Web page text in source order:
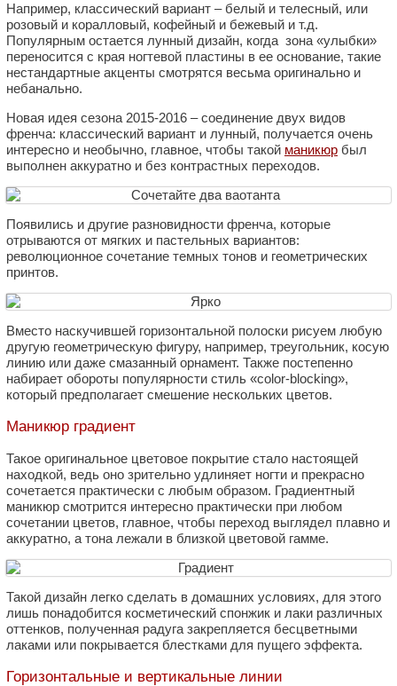
Например, классический вариант – белый и телесный, или
розовый и коралловый, кофейный и бежевый и т.д.
Популярным остается лунный дизайн, когда зона «улыбки»
переносится с края ногтевой пластины в ее основание, такие
нестандартные акценты смотрятся весьма оригинально и
небанально.
Новая идея сезона 2015-2016 – соединение двух видов
френча: классический вариант и лунный, получается очень
интересно и необычно, главное, чтобы такой маникюр был
выполнен аккуратно и без контрастных переходов.
Появились и другие разновидности френча, которые
отрываются от мягких и пастельных вариантов:
революционное сочетание темных тонов и геометрических
принтов.
Вместо наскучившей горизонтальной полоски рисуем любую
другую геометрическую фигуру, например, треугольник, косую
линию или даже смазанный орнамент. Также постепенно
набирает обороты популярности стиль «color-blocking»,
который предполагает смешение нескольких цветов.
Маникюр градиент
Такое оригинальное цветовое покрытие стало настоящей
находкой, ведь оно зрительно удлиняет ногти и прекрасно
сочетается практически с любым образом. Градиентный
маникюр смотрится интересно практически при любом
сочетании цветов, главное, чтобы переход выглядел плавно и
аккуратно, а тона лежали в близкой цветовой гамме.
Такой дизайн легко сделать в домашних условиях, для этого
лишь понадобится косметический спонжик и лаки различных
оттенков, полученная радуга закрепляется бесцветными
лаками или покрывается блестками для пущего эффекта.
Горизонтальные и вертикальные линии